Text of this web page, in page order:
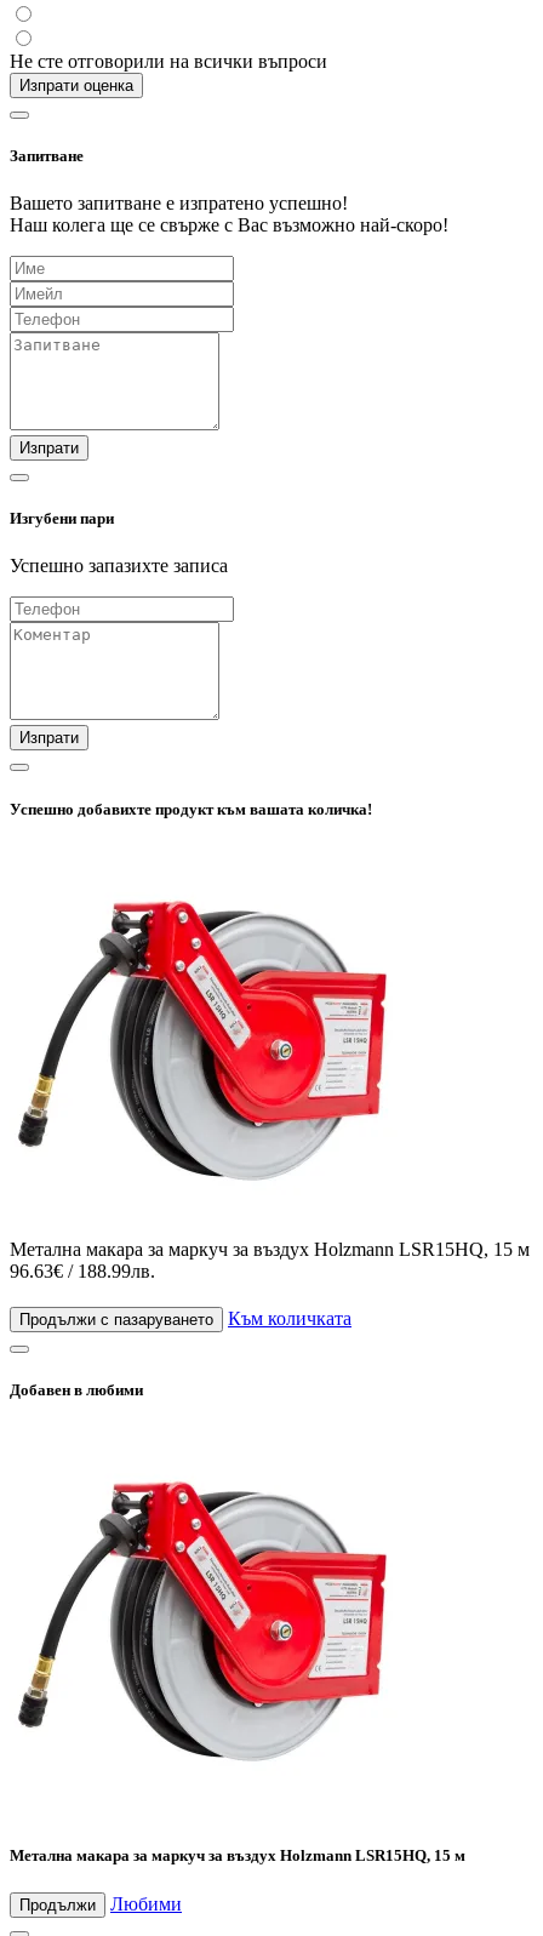
Не сте отговорили на всички въпроси
Изпрати оценка
Запитване
Вашето запитване е изпратено успешно!
Наш колега ще се свърже с Вас възможно най-скоро!
Изпрати
Изгубени пари
Успешно запазихте записа
Изпрати
Успешно добавихте продукт към вашата количка!
Метална макара за маркуч за въздух Holzmann LSR15HQ, 15 м
96.63€ / 188.99лв.
Продължи с пазаруването Към количката
Добавен в любими
Метална макара за маркуч за въздух Holzmann LSR15HQ, 15 м
Продължи Любими